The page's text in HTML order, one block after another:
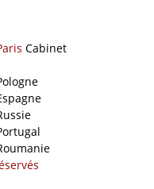
Cabinet